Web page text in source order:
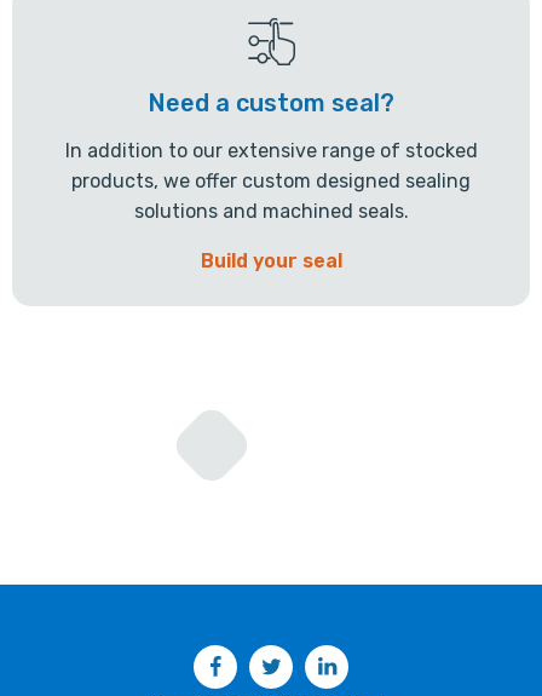
Need a custom seal?
In addition to our extensive range of stocked
products, we offer custom designed sealing
solutions and machined seals.
Build your seal
FacebookTwitter